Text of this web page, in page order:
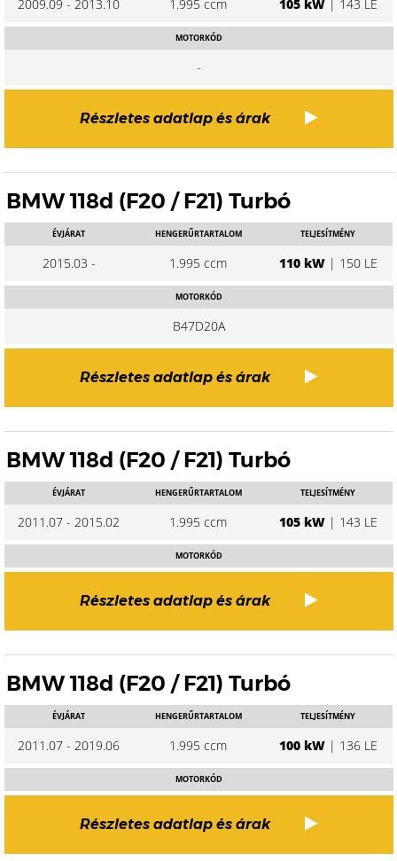
2009.09 - 2013.10 1.995 ccm 105 kW| 143 LE
MOTORKÓD
-
Részletes adatlap és árak
BMW 118d (F20 / F21) Turbó
ÉVJÁRAT
2015.03 -
HENGERŰRTARTALOM
1.995 ccm
TELJESÍTMÉNY
110 kW| 150 LE
MOTORKÓD
B47D20A
Részletes adatlap és árak
BMW 118d (F20 / F21) Turbó
ÉVJÁRAT
2011.07 - 2015.02
HENGERŰRTARTALOM
1.995 ccm
TELJESÍTMÉNY
105 kW| 143 LE
MOTORKÓD
Részletes adatlap és árak
BMW 118d (F20 / F21) Turbó
ÉVJÁRAT
2011.07 - 2019.06
HENGERŰRTARTALOM
1.995 ccm
TELJESÍTMÉNY
100 kW| 136 LE
MOTORKÓD
Részletes adatlap és árak